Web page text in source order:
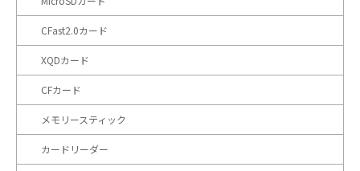
CFast2.0カード
XQDカード
CFカード
メモリースティック
カードリーダー